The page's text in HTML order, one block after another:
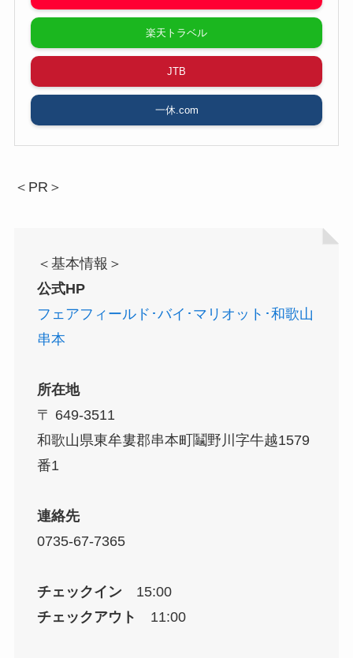
楽天トラベル
JTB
一休.com
＜PR＞
＜基本情報＞
公式HP
フェアフィールド･バイ･マリオット･和歌山
串本
所在地
〒 649-3511
和歌山県東牟婁郡串本町鬮野川字牛越1579
番1
連絡先
0735-67-7365
チェックイン 15:00
チェックアウト
11:00